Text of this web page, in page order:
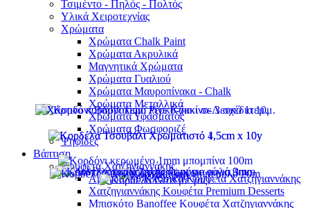
Τσιμέντο - Πηλός - Πολτός
Υλικά Χειροτεχνίας
Χρώματα
Χρώματα Chalk Paint
Χρώματα Ακρυλικά
Μαγνητικά Χρώματα
Χρώματα Γυαλιού
Χρώματα Μαυροπίνακα - Chalk
Χρώματα Μεταλλικά
Χρώματα Υφάσματος
Χρώματα Φωσφοριζέ
Ψηφίδες
Βάπτιση
Κουφέτα Χατζηγιαννάκης
Αμυγδάλου Κλασικά Κουφέτα Χατζηγιαννάκης
Χατζηγιαννάκης Κουφέτα Premium Desserts
Μπισκότο Banoffee Κουφέτα Χατζηγιαννάκης